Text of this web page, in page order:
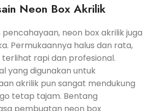
Neon Box Akrilik
pencahayaan, neon box akrilik juga
Permukaannya halus dan rata,
terlihat rapi dan profesional.
yang digunakan untuk
akrilik pun sangat mendukung
tetap tajam. Bentang